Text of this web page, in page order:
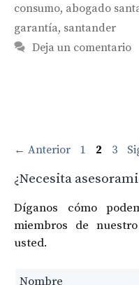
consumo, abogado
garantía, santander
Deja un comentario
Navegación
entradas
← Anterior Página
1 Página
2 3
¿Necesita
Díganos cómo
miembros de
usted.
Leave